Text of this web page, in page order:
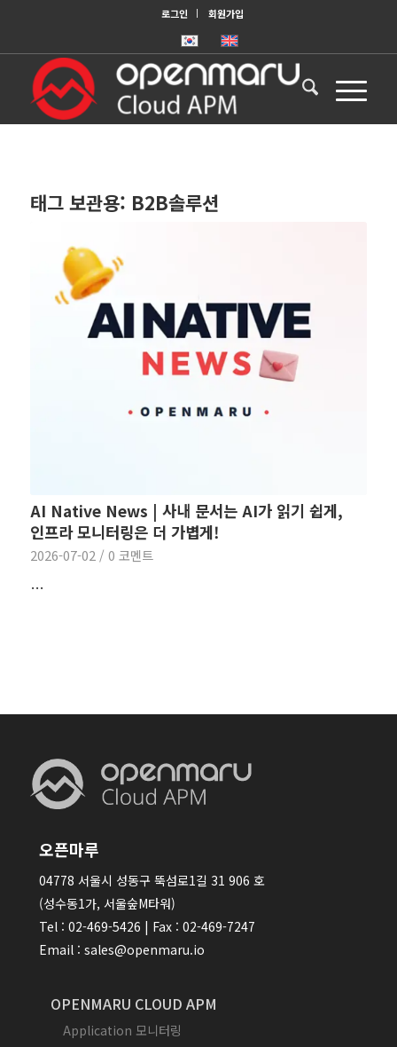
로그인 회원가입
태그 보관용: B2B솔루션
AI Native News | 사내 문서는 AI가 읽기 쉽게,
인프라 모니터링은 더 가볍게!
2026-07-02 / 0 코멘트
…
오픈마루
04778 서울시 성동구 뚝섬로1길 31 906 호
(성수동1가, 서울숲M타워)
Tel : 02-469-5426 | Fax : 02-469-7247
Email : sales@openmaru.io
OPENMARU CLOUD APM
Application 모니터링